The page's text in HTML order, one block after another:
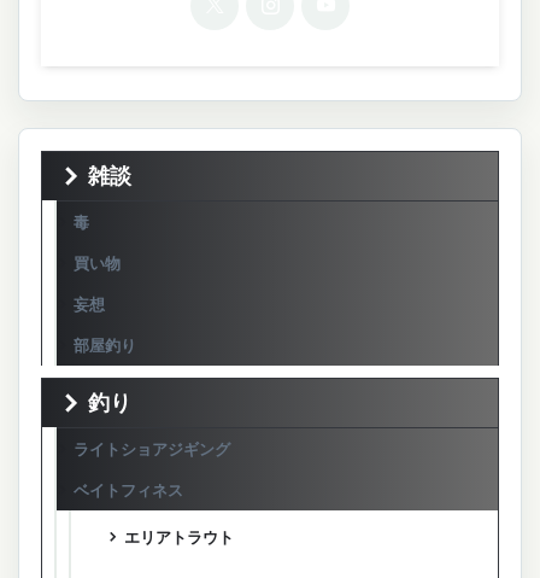
雑談
毒
買い物
妄想
部屋釣り
釣り
ライトショアジギング
ベイトフィネス
エリアトラウト